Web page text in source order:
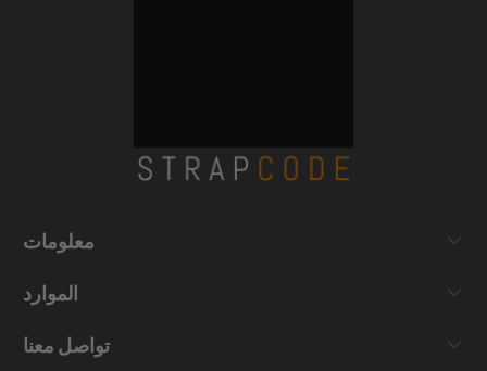
معلومات
الموارد
تواصل معنا